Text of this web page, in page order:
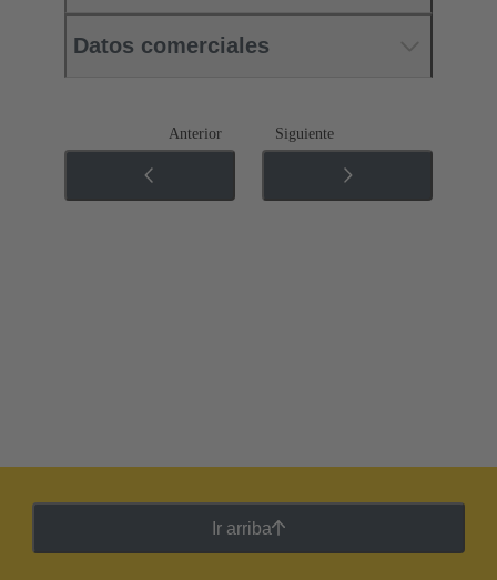
Datos comerciales
Anterior Siguiente
Ir arriba